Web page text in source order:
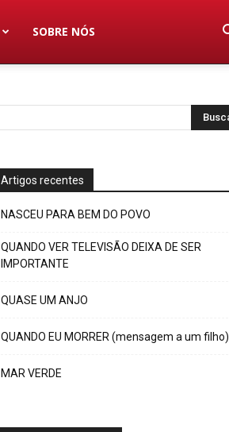
SOBRE NÓS
Artigos recentes
NASCEU PARA BEM DO POVO
QUANDO VER TELEVISÃO DEIXA DE SER
IMPORTANTE
QUASE UM ANJO
QUANDO EU MORRER (mensagem a um filho)
MAR VERDE